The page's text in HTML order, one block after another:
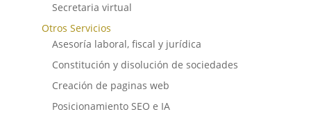
Secretaria virtual
Otros Servicios
Asesoría laboral, fiscal y jurídica
Constitución y disolución de sociedades
Creación de paginas web
Posicionamiento SEO e IA